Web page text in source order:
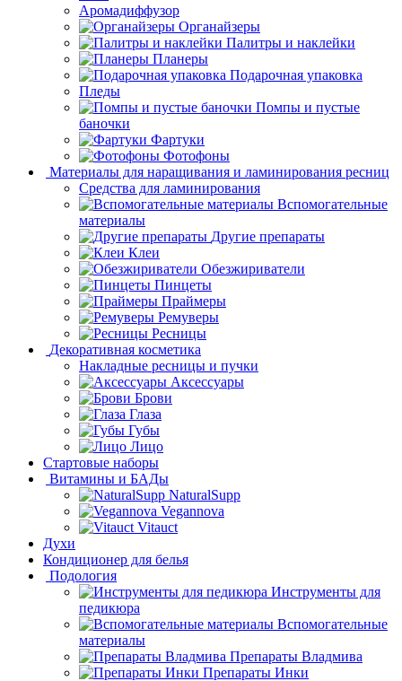
Аромадиффузор
Органайзеры
Палитры и наклейки
Планеры
Подарочная упаковка
Пледы
Помпы и пустые
баночки
Фартуки
Фотофоны
Материалы для наращивания и ламинирования ресниц
Средства для ламинирования
Вспомогательные
материалы
Другие препараты
Клеи
Обезжириватели
Пинцеты
Праймеры
Ремуверы
Ресницы
Декоративная косметика
Накладные ресницы и пучки
Аксессуары
Брови
Глаза
Губы
Лицо
Стартовые наборы
Витамины и БАДы
NaturalSupp
Vegannova
Vitauct
Духи
Кондиционер для белья
Подология
Инструменты для
педикюра
Вспомогательные
материалы
Препараты Владмива
Препараты Инки